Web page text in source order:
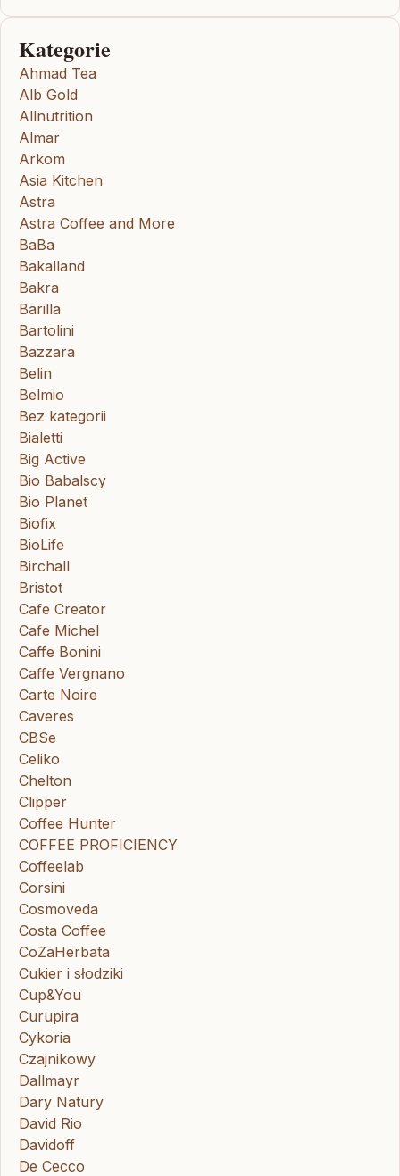
Kategorie
Ahmad Tea
Alb Gold
Allnutrition
Almar
Arkom
Asia Kitchen
Astra
Astra Coffee and More
BaBa
Bakalland
Bakra
Barilla
Bartolini
Bazzara
Belin
Belmio
Bez kategorii
Bialetti
Big Active
Bio Babalscy
Bio Planet
Biofix
BioLife
Birchall
Bristot
Cafe Creator
Cafe Michel
Caffe Bonini
Caffe Vergnano
Carte Noire
Caveres
CBSe
Celiko
Chelton
Clipper
Coffee Hunter
COFFEE PROFICIENCY
Coffeelab
Corsini
Cosmoveda
Costa Coffee
CoZaHerbata
Cukier i słodziki
Cup&You
Curupira
Cykoria
Czajnikowy
Dallmayr
Dary Natury
David Rio
Davidoff
De Cecco